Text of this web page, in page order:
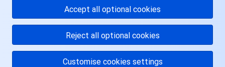
Accept all optional cookies
Reject all optional cookies
Customise cookies settings